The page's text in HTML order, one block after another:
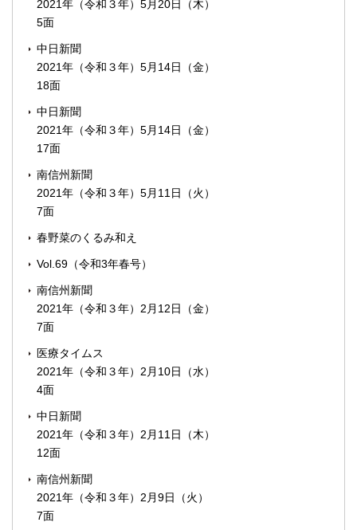
2021年（令和３年）5月20日（木）
5面
中日新聞
2021年（令和３年）5月14日（金）
18面
中日新聞
2021年（令和３年）5月14日（金）
17面
南信州新聞
2021年（令和３年）5月11日（火）
7面
春野菜のくるみ和え
Vol.69（令和3年春号）
南信州新聞
2021年（令和３年）2月12日（金）
7面
医療タイムス
2021年（令和３年）2月10日（水）
4面
中日新聞
2021年（令和３年）2月11日（木）
12面
南信州新聞
2021年（令和３年）2月9日（火）
7面